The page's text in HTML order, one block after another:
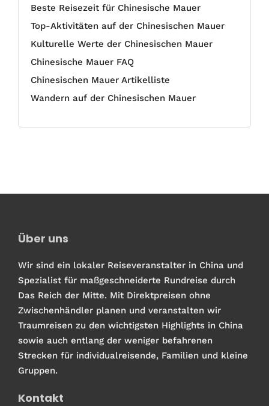
Beste Reisezeit für Chinesische Mauer
Top-Aktivitäten auf der Chinesischen Mauer
Kulturelle Werte der Chinesischen Mauer
Chinesische Mauer FAQ
Chinesischen Mauer Artikelliste
Wandern auf der Chinesischen Mauer
Über uns
Wir sind ein lokaler Reiseveranstalter in China und
Spezialist für maßgeschneiderte Rundreise durch
Das Reich der Mitte. Mit Direktpreisen ohne
Zwischenhändler planen und veranstalten wir
Traumreisen zu den wichtigsten Highlights in China
sowie auch entlang der weniger befahrenen
Strecken für individualreisende, Familien und kleine
Gruppen.
Kontakt